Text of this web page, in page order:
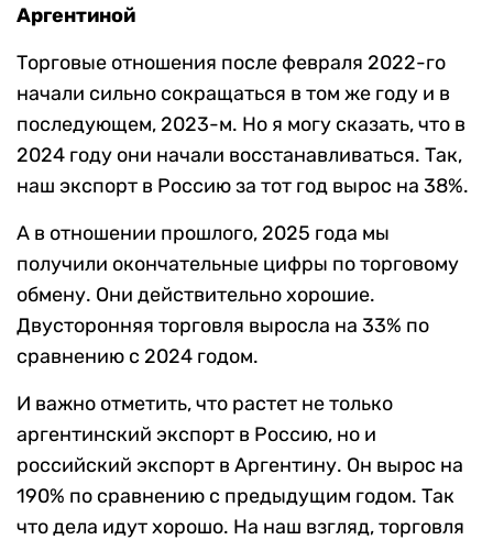
Аргентиной
Торговые отношения после февраля 2022-го
начали сильно сокращаться в том же году и в
последующем, 2023-м. Но я могу сказать, что в
2024 году они начали восстанавливаться. Так,
наш экспорт в Россию за тот год вырос на 38%.
А в отношении прошлого, 2025 года мы
получили окончательные цифры по торговому
обмену. Они действительно хорошие.
Двусторонняя торговля выросла на 33% по
сравнению с 2024 годом.
И важно отметить, что растет не только
аргентинский экспорт в Россию, но и
российский экспорт в Аргентину. Он вырос на
190% по сравнению с предыдущим годом. Так
что дела идут хорошо. На наш взгляд, торговля